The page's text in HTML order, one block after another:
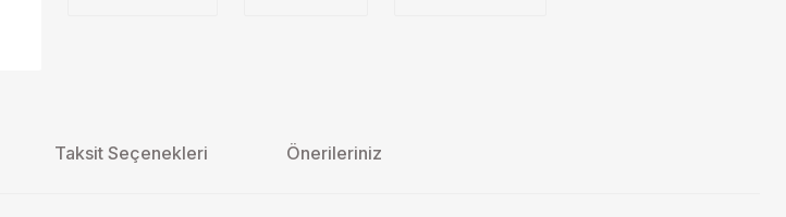
Taksit Seçenekleri Önerileriniz